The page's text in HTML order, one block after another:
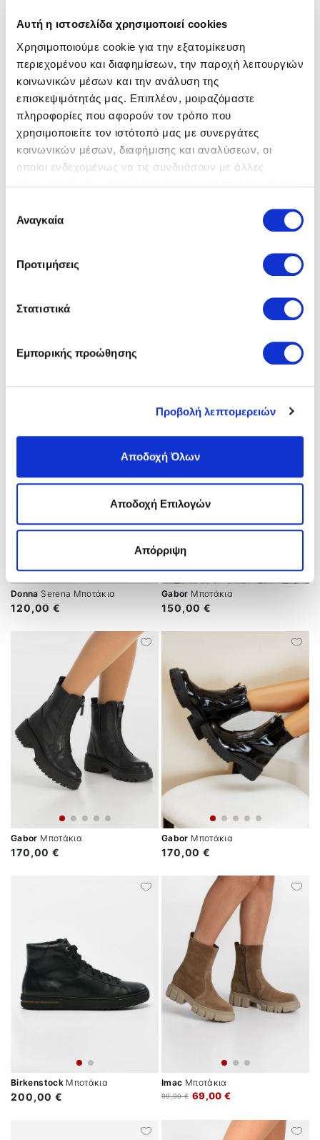
Αυτή η ιστοσελίδα χρησιμοποιεί cookies
Χρησιμοποιούμε cookie για την εξατομίκευση
περιεχομένου και διαφημίσεων, την παροχή λειτουργιών
κοινωνικών μέσων και την ανάλυση της
επισκεψιμότητάς μας. Επιπλέον, μοιραζόμαστε
πληροφορίες που αφορούν τον τρόπο που
χρησιμοποιείτε τον ιστότοπό μας με συνεργάτες
κοινωνικών μέσων, διαφήμισης και αναλύσεων, οι
οποίοι ενδεχομένως να τις συνδυάσουν με άλλες
των υπηρεσιών τους.
συγκατάθεσης
Αναγκαία
Προτιμήσεις
Στατιστικά
Εμπορικής προώθησης
Προβολή λεπτομερειών
Αποδοχή Όλων
Αποδοχή Επιλογών
Απόρριψη
GaborΜποτάκια
170,00 €
GaborΜποτάκια
170,00 €
ImacΜποτάκια
99,00 €
Donna Serena Μποτάκια
120,00 €
Gabor Μποτάκια
150,00 €
Gabor Μποτάκια
170,00 €
Gabor Μποτάκια
170,00 €
BirkenstockΜποτάκια
200,00 €
Imac Μποτάκια
69,00 €
99,00 €